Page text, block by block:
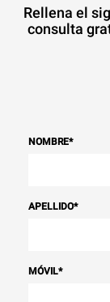
Rellena el
consulta
NOMBRE*
APELLIDO*
MÓVIL*